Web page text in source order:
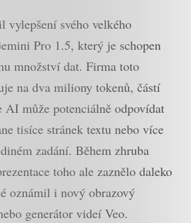
vylepšení svého velkého
Pro 1.5, který je schopen
množství dat. Firma toto
na dva miliony tokenů, částí
AI může potenciálně odpovídat
tisíce stránek textu nebo více
zadání. Během zhruba
toho ale zaznělo daleko
oznámil i nový obrazový
generátor videí Veo.